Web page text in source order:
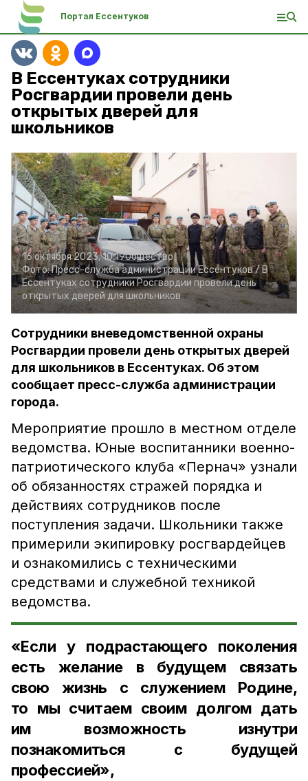
Портал Ессентуков
В Ессентуках сотрудники
Росгвардии провели день
открытых дверей для
школьников
16 октября 2023, 10:19Общество
Фото:Пресс-служба администрации Ессентуков /В
Ессентуках cотрудники Росгвардии провели день
открытых дверей для школьников
Сотрудники вневедомственной охраны
Росгвардии провели день открытых дверей
для школьников в Ессентуках. Об этом
сообщает пресс-служба администрации
города.
Мероприятие прошло в местном отделе
ведомства. Юные воспитанники военно-
патриотического клуба «Пернач» узнали
об обязанностях стражей порядка и
действиях сотрудников после
поступления задачи. Школьники также
примерили экипировку росгвардейцев
и ознакомились с техническими
средствами и служебной техникой
ведомства.
«Если у подрастающего поколения
есть желание в будущем связать
свою жизнь с служением Родине,
то мы считаем своим долгом дать
им возможность изнутри
познакомиться с будущей
профессией»,